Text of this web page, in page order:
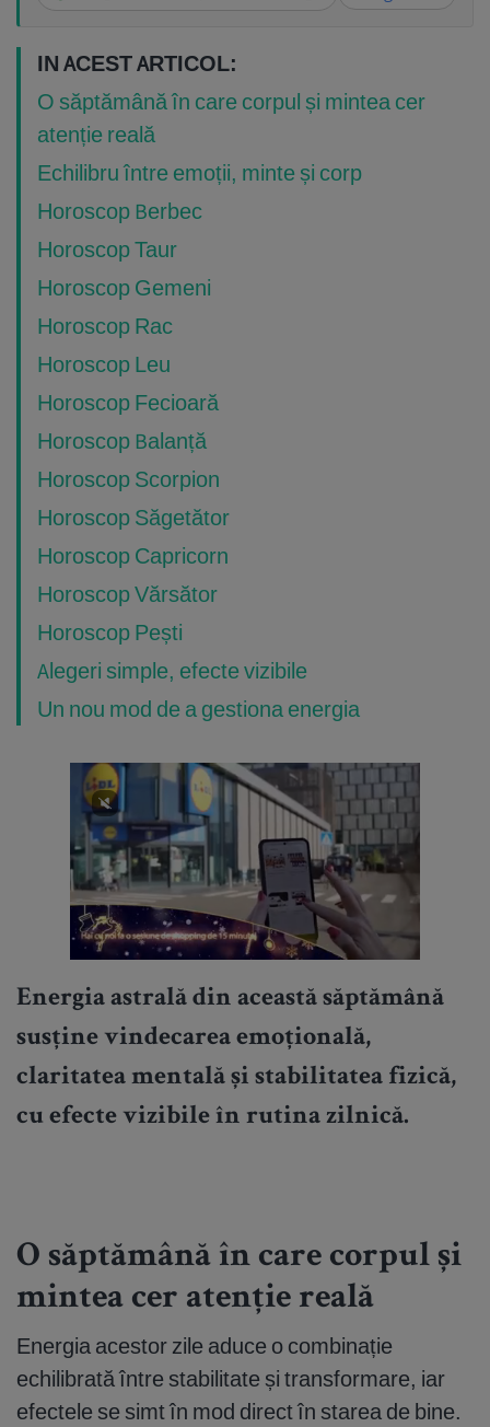
IN ACEST ARTICOL:
O săptămână în care corpul și mintea cer
atenție reală
Echilibru între emoții, minte și corp
Horoscop Berbec
Horoscop Taur
Horoscop Gemeni
Horoscop Rac
Horoscop Leu
Horoscop Fecioară
Horoscop Balanță
Horoscop Scorpion
Horoscop Săgetător
Horoscop Capricorn
Horoscop Vărsător
Horoscop Pești
Alegeri simple, efecte vizibile
Un nou mod de a gestiona energia
Energia astrală din această săptămână
susține vindecarea emoțională,
claritatea mentală și stabilitatea fizică,
cu efecte vizibile în rutina zilnică.
O săptămână în care corpul și
mintea cer atenție reală
Energia acestor zile aduce o combinație
echilibrată între stabilitate și transformare, iar
efectele se simt în mod direct în starea de bine.